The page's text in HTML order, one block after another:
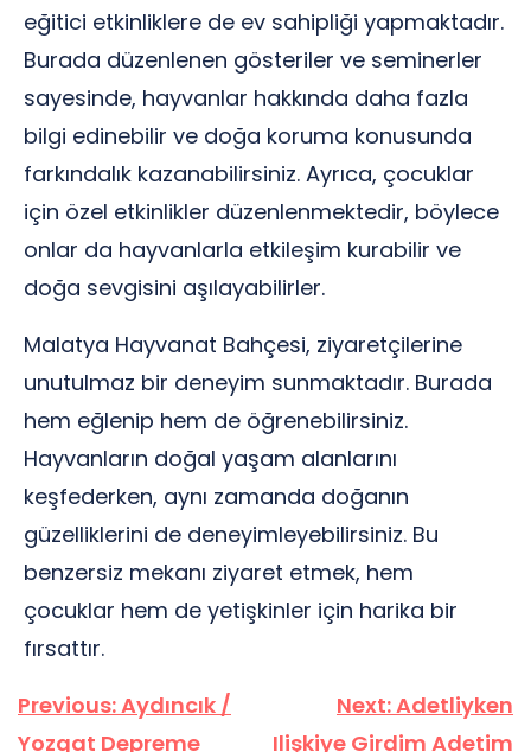
eğitici etkinliklere de ev sahipliği yapmaktadır.
Burada düzenlenen gösteriler ve seminerler
sayesinde, hayvanlar hakkında daha fazla
bilgi edinebilir ve doğa koruma konusunda
farkındalık kazanabilirsiniz. Ayrıca, çocuklar
için özel etkinlikler düzenlenmektedir, böylece
onlar da hayvanlarla etkileşim kurabilir ve
doğa sevgisini aşılayabilirler.
Malatya Hayvanat Bahçesi, ziyaretçilerine
unutulmaz bir deneyim sunmaktadır. Burada
hem eğlenip hem de öğrenebilirsiniz.
Hayvanların doğal yaşam alanlarını
keşfederken, aynı zamanda doğanın
güzelliklerini de deneyimleyebilirsiniz. Bu
benzersiz mekanı ziyaret etmek, hem
çocuklar hem de yetişkinler için harika bir
fırsattır.
Yazı
gezinmesi
Previous:Aydıncık /
Yozgat Depreme
Next:Adetliyken
Ilişkiye Girdim Adetim